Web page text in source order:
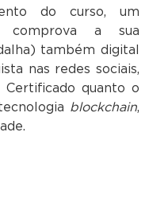
do curso, um
comprova a sua
também digital
nas redes sociais,
quanto o
blockchain,